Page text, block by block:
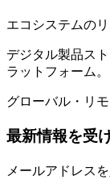
エコシステムの
デジタル製品ス
ラットフォーム。
グローバル・リ
最新情報を受
メールアドレス